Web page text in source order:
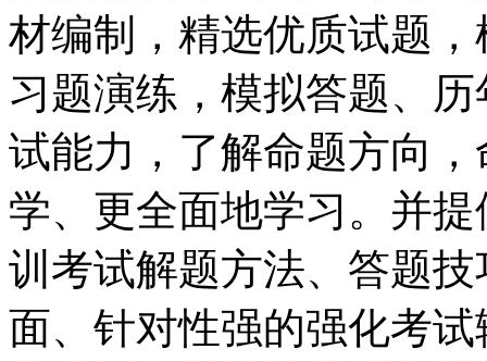
材编制，精选优质试题
习题演练，模拟答题、
试能力，了解命题方向
学、更全面地学习。并
训考试解题方法、答题
面、针对性强的强化考